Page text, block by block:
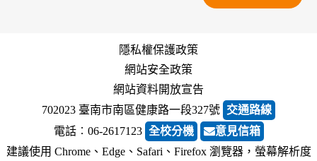
隱私權保護政策
網站安全政策
網站資料開放宣告
702023 臺南市南區健康路一段327號 交通路線
電話︰06-2617123 全校分機
意見信箱
建議使用 Chrome、Edge、Safari、Firefox 瀏覽器，螢幕解析度